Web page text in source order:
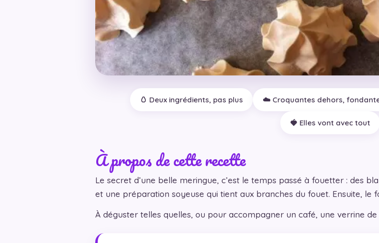
🥚 Deux ingrédients, pas plus ☁️ Croquantes dehors,
🍓 Elles vont avec tout
À propos de cette recette
Le secret d’une belle meringue, c’est le temps passé à fouetter : des
et une préparation soyeuse qui tient aux branches du fouet. Ensuite, le
À déguster telles quelles, ou pour accompagner un café, une verrine